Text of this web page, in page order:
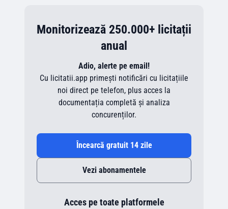
Monitorizează 250.000+ licitații
anual
Adio, alerte pe email!
Cu licitatii.app primești notificări cu licitațiile
noi direct pe telefon, plus acces la
documentația completă și analiza
concurenților.
Încearcă gratuit 14 zile
Vezi abonamentele
Acces pe toate platformele